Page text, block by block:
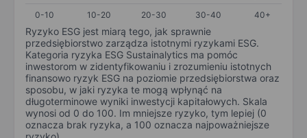
0-10
10-20 20-30 30-40 40+
Ryzyko ESG jest miarą tego, jak sprawnie
przedsiębiorstwo zarządza istotnymi ryzykami ESG.
Kategoria ryzyka ESG Sustainalytics ma pomóc
inwestorom w zidentyfikowaniu i zrozumieniu istotnych
finansowo ryzyk ESG na poziomie przedsiębiorstwa oraz
sposobu, w jaki ryzyka te mogą wpłynąć na
długoterminowe wyniki inwestycji kapitałowych. Skala
wynosi od 0 do 100. Im mniejsze ryzyko, tym lepiej (0
oznacza brak ryzyka, a 100 oznacza najpoważniejsze